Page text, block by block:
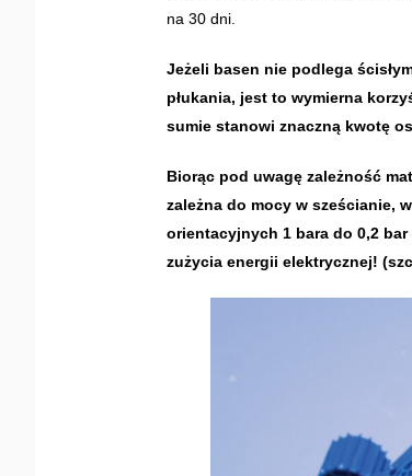
na 30 dni.
Jeżeli basen nie podlega
płukania, jest to wymierna
sumie stanowi znaczną kwotę
Biorąc pod uwagę zależność
zależna do mocy w sześcianie,
orientacyjnych 1 bara do 0,2
zużycia energii elektrycznej!